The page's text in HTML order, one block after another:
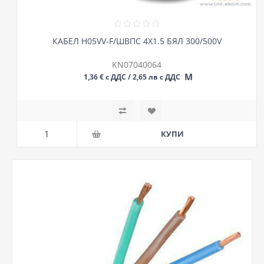
КАБЕЛ H05VV-F/ШВПС 4Х1.5 БЯЛ 300/500V
KN07040064
1,36 € с ДДС / 2,65 лв с ДДС М